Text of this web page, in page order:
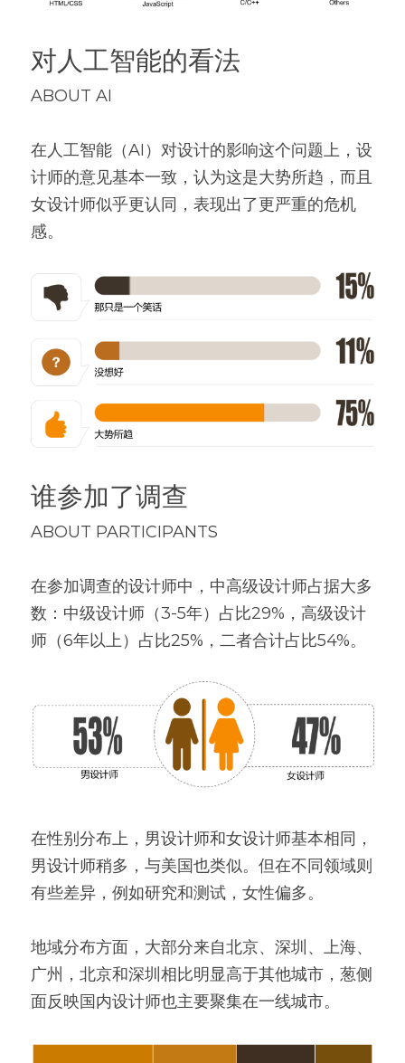
对人工智能的看法
ABOUT AI
在人工智能（AI）对设计的影响这个问题上，设
计师的意见基本一致，认为这是大势所趋，而且
女设计师似乎更认同，表现出了更严重的危机
感。
谁参加了调查
ABOUT PARTICIPANTS
在参加调查的设计师中，中高级设计师占据大多
数：中级设计师（3-5年）占比29%，高级设计
师（6年以上）占比25%，二者合计占比54%。
在性别分布上，男设计师和女设计师基本相同，
男设计师稍多，与美国也类似。但在不同领域则
有些差异，例如研究和测试，女性偏多。
地域分布方面，大部分来自北京、深圳、上海、
广州，北京和深圳相比明显高于其他城市，葱侧
面反映国内设计师也主要聚集在一线城市。